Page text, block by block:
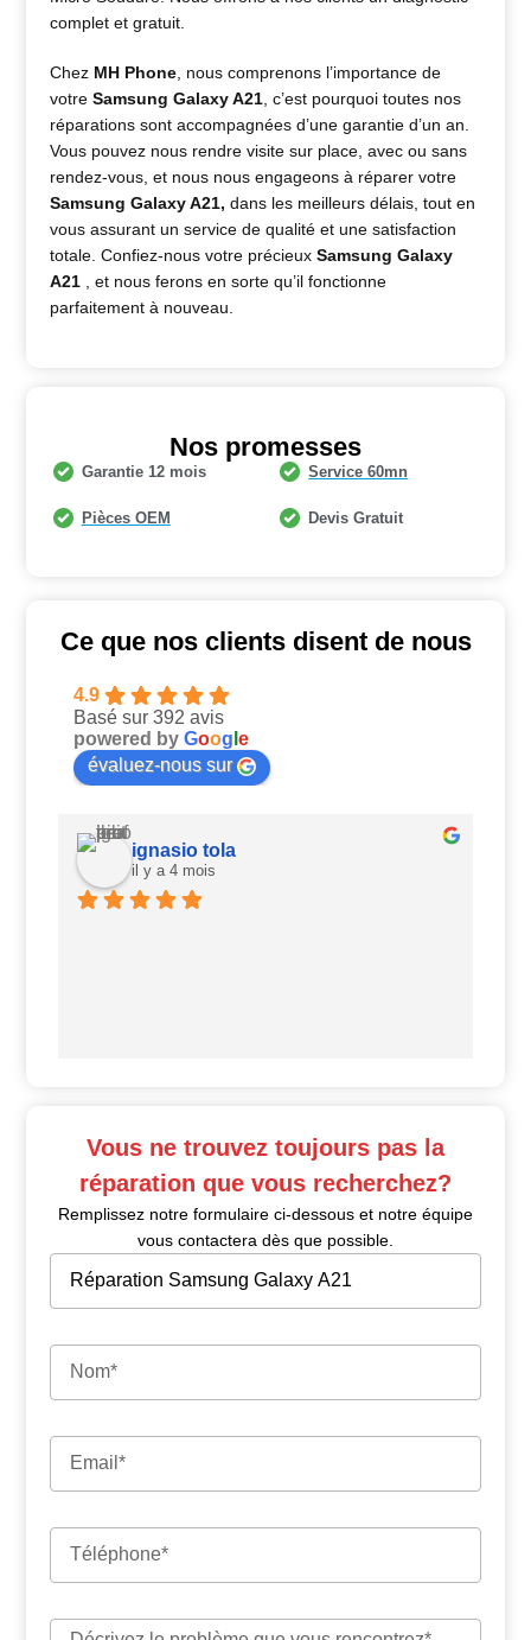
complet et gratuit.
Chez MH Phone , nous comprenons l’importance de
votreSamsung Galaxy A21 , c’est pourquoi toutes nos
réparations sont accompagnées d’une garantie d’un an.
Vous pouvez nous rendre visite sur place, avec ou sans
rendez-vous, et nous nous engageons à réparer votre
Samsung Galaxy A21,dans les meilleurs délais, tout en
vous assurant un service de qualité et une satisfaction
totale. Confiez-nous votre précieuxSamsung Galaxy
A21 , et nous ferons en sorte qu’il fonctionne
parfaitement à nouveau.
Nos promesses
Garantie 12 mois Service 60mn
Pièces OEM Devis Gratuit
Ce que nos clients disent de nous
4.9
Basé sur 392 avis
powered byGoog le
évaluez-nous sur
ignasio tola
il y a 4 mois
Vous ne trouvez toujours pas la
réparation que vous recherchez?
Remplissez notre formulaire ci-dessous et notre équipe
vous contactera dès que possible.